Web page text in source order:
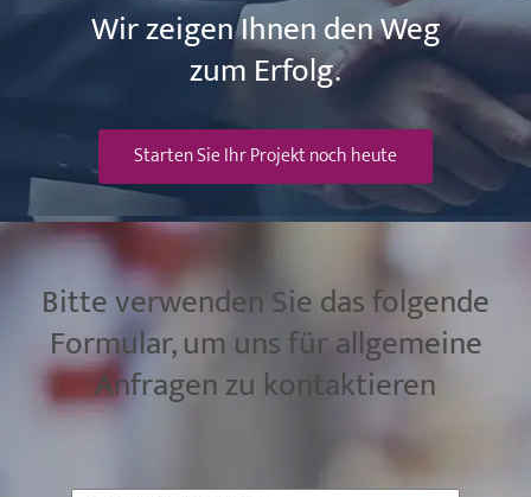
Wir zeigen Ihnen den Weg
zum Erfolg.
Starten Sie Ihr Projekt noch heute
Bitte verwenden Sie das folgende
Formular, um uns für allgemeine
Anfragen zu kontaktieren